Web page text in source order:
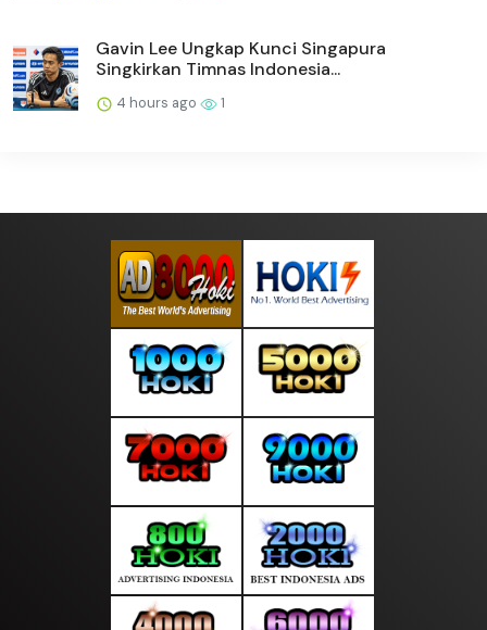
Gavin Lee Ungkap Kunci Singapura
Singkirkan Timnas Indonesia...
4 hours ago 1